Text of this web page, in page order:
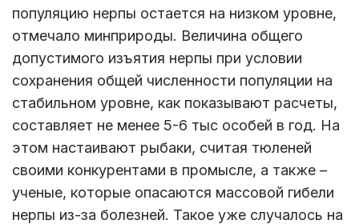
популяцию нерпы остается на низком уровне,
отмечало минприроды. Величина общего
допустимого изъятия нерпы при условии
сохранения общей численности популяции на
стабильном уровне, как показывают расчеты,
составляет не менее 5-6 тыс особей в год. На
этом настаивают рыбаки, считая тюленей
своими конкурентами в промысле, а также –
ученые, которые опасаются массовой гибели
нерпы из-за болезней. Такое уже случалось на